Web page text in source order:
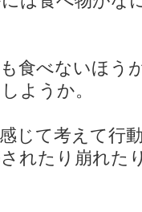
食べないほう
ようか。
じて考えて行
れたり崩れた